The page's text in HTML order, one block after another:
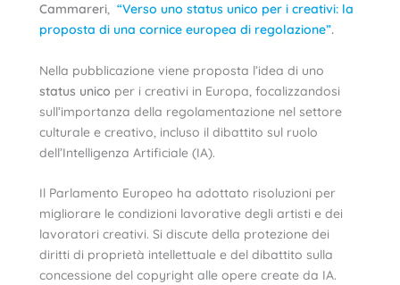
Cammareri, “Verso uno status unico per i creativi: la
proposta di una cornice europea di regolazione”.
Nella pubblicazione viene proposta l’idea di uno
status unico per i creativi in Europa, focalizzandosi
sull’importanza della regolamentazione nel settore
culturale e creativo, incluso il dibattito sul ruolo
dell’Intelligenza Artificiale (IA).
Il Parlamento Europeo ha adottato risoluzioni per
migliorare le condizioni lavorative degli artisti e dei
lavoratori creativi. Si discute della protezione dei
diritti di proprietà intellettuale e del dibattito sulla
concessione del copyright alle opere create da IA.